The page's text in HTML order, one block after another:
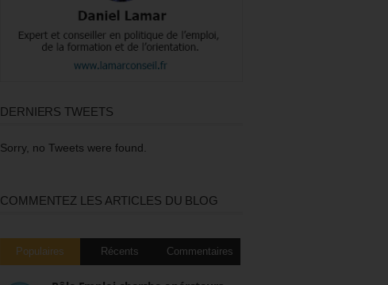
DERNIERS TWEETS
Sorry, no Tweets were found.
COMMENTEZ LES ARTICLES DU BLOG
Populaires Récents Commentaires